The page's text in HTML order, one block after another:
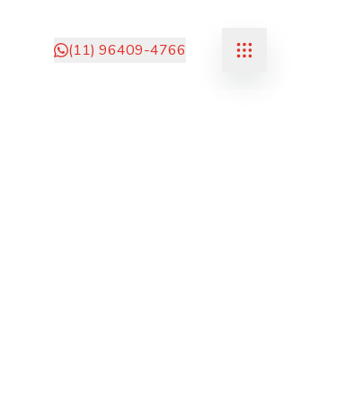
(11) 96409-4766